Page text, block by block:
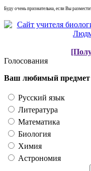
Буду очень признательна, если Вы
Голосования
Ваш любимый
Русский язык
Литература
Математика
Биология
Химия
Астрономия